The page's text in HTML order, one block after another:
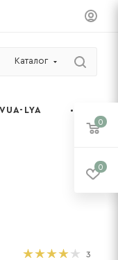
Каталог
LYA
3
0
0